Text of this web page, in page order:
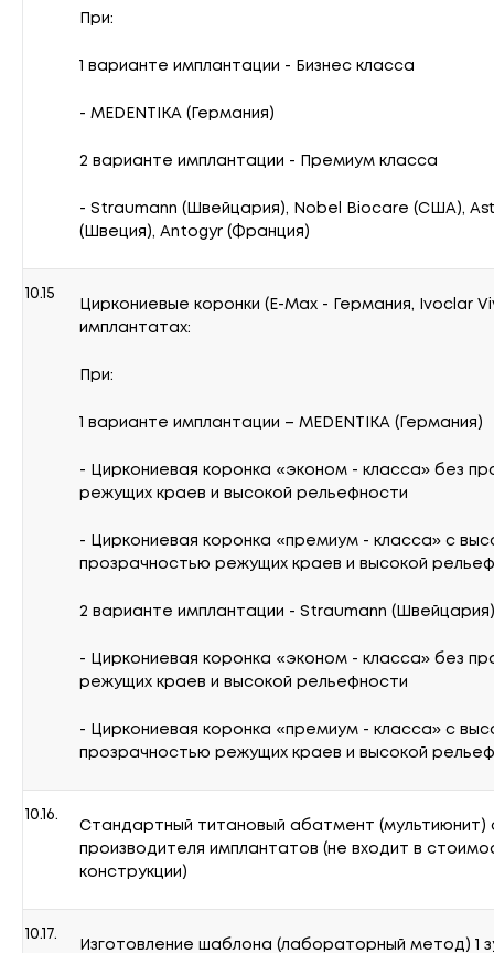
При:
1 варианте имплантации - Бизнес класса
- MEDENTIKA (Германия)
2 варианте имплантации - Премиум класса
- Straumann (Швейцария), Nobel Biocare (США),
(Швеция), Antogyr (Франция)
10.15
Циркониевые коронки (E-Max - Германия, Ivoclar
имплантатах:
При:
1 варианте имплантации – MEDENTIKA (Германия)
- Циркониевая коронка «эконом - класса» без
режущих краев и высокой рельефности
- Циркониевая коронка «премиум - класса» с
прозрачностью режущих краев и высокой
2 варианте имплантации - Straumann (Швейцария)
- Циркониевая коронка «эконом - класса» без
режущих краев и высокой рельефности
- Циркониевая коронка «премиум - класса» с
прозрачностью режущих краев и высокой
10.16.
Стандартный титановый абатмент (мультиюнит)
производителя имплантатов (не входит в
конструкции)
10.17.
Изготовление шаблона (лабораторный метод) 1